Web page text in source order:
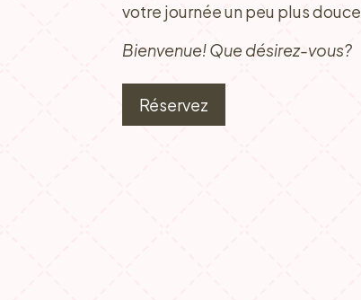
votre journée un peu plus
Bienvenue! Que désirez-vous?
Réservez